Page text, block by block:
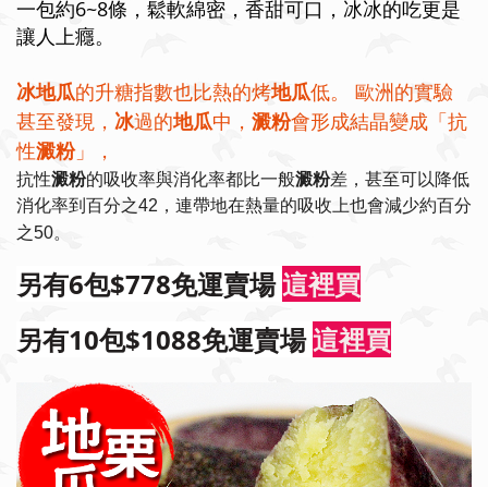
一包約6~8條，鬆軟綿密，香甜可口，冰冰的吃更是
讓人上癮。
冰地瓜的升糖指數也比熱的烤地瓜低。 歐洲的實驗
甚至發現， 冰過的地瓜中， 澱粉會形成結晶變成「抗
性澱粉」，
抗性澱粉的吸收率與消化率都比一般澱粉差，甚至可以降低
消化率到百分之42，連帶地在熱量的吸收上也會減少約百分
之50。
另有6包$778免運賣場這裡買
另有10包$1088免運賣場這裡買